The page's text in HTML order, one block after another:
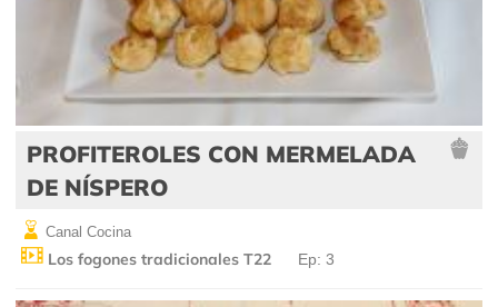
PROFITEROLES CON MERMELADA
DE NÍSPERO
Canal Cocina
Los fogones tradicionales T22 Ep: 3